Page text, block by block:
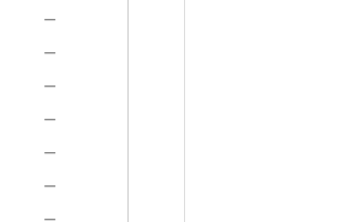
－
－
－
－
－
－